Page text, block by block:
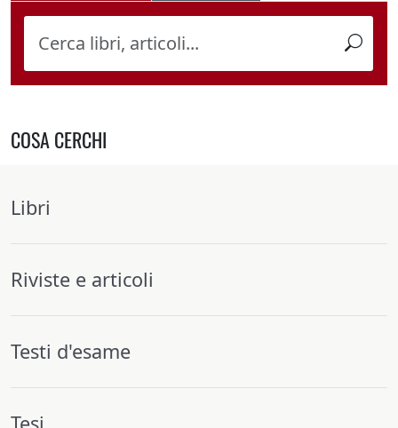
COSA CERCHI
Libri
Riviste e articoli
Testi d'esame